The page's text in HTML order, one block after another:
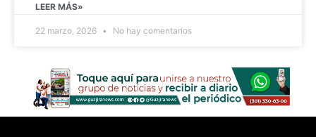
LEER MÁS»
22 marzo, 2026 No hay comentarios